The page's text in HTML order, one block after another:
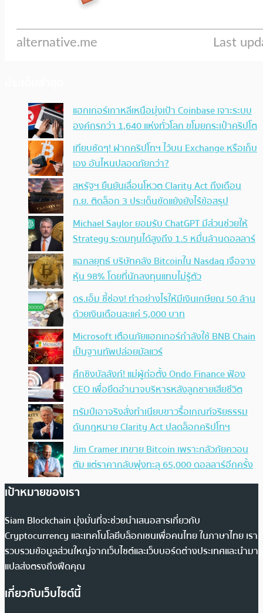
แฮกเกอร์เกาหลีเหนือมุ่งเป้า Coinbase เจาะระบบ
องค์กรกว่า 1,640 แห่งทั่วโลก ขโมยกระเป๋าคริปโต
เทียบชัดๆ! ฝากคริปโทฯ ไว้บน Exchange หรือเก็บ
เอง อันไหนปลอดภัยกว่า?
สหรัฐฯ ยืนยันเลื่อนโหวต Clarity Act ถึงเดือน
ก.ย. ติดล็อก 3 ประเด็นขัดแย้งยังไร้ข้อสรุป
Michael Saylor ยอมรับ ChatGPT มีส่วนช่วยให้
Strategy ระดมทุนได้สูงถึง 1.5 หมื่นล้านดอลลาร์
แฉกลยุทธ์ บริษัทคลัง Bitcoinใน Nasdaq เจือจาง
หุ้น 98% โดยที่นักลงทุนแทบไม่รู้ตัว
ดร.เอ็ม ชี้ช่อง! ทำอย่างไรให้มีเงินเกษียณ 50 ล้าน
ด้วยเงินเดือนละแค่ 5,000 บาท
Microsoft เตือนภัยแฮกเกอร์กำลังใช้ BNB Chain
เป็นฐานทัพปล่อยมัลแวร์
ศึกชิงบัลลังก์! แม่ผู้ก่อตั้ง Ondo Finance ฟ้อง
CEO เพื่อยึดอำนาจบริหารหลังลูกชายเสียชีวิต
ทรัมป์เอาจริง สั่งทำเนียบขาวรื้อเกณฑ์จริยธรรม
ดันกฎหมาย Clarity Act ปลดล็อกคริปโทฯ
Jim Cramer เทขาย Bitcoin เพราะกลัวภัยควอน
ตัม แต่ราคากลับพุ่งทะลุ 65,000 ดอลลาร์อีกครั้ง
เป้าหมายของเรา
Siam Blockchain มุ่งมั่นที่จะช่วยนำเสนอสารเกี่ยวกับ
Cryptocurrency และเทคโนโลยีบล็อกเชนเพื่อคนไทย ในภาษาไทย เรา
รวบรวมข้อมูลส่วนใหญ่จากเว็บไซต์และเว็บบอร์ดต่างประเทศและนำมา
แปลส่งตรงถึงฟีดคุณ
เกี่ยวกับเว็บไซต์นี้